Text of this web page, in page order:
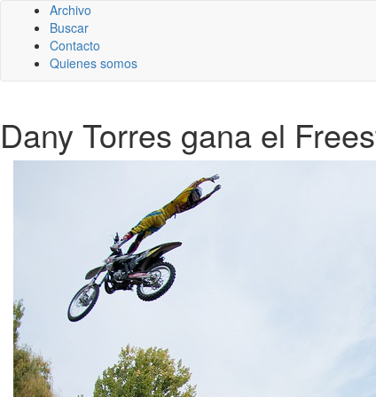
Archivo
Buscar
Contacto
Quienes somos
Dany Torres gana el